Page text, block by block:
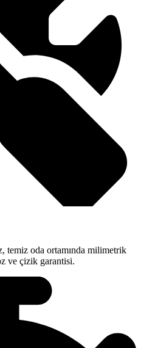
temiz oda ortamında milimetrik
ve çizik garantisi.